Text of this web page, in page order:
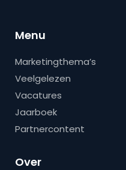
Menu
Marketingthema’s
Veelgelezen
Vacatures
Jaarboek
Partnercontent
Over